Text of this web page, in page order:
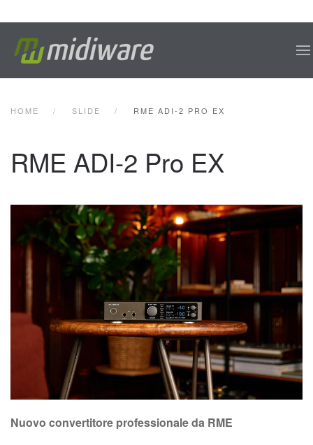
HOME SLIDE RME ADI-2 PRO EX
RME ADI-2 Pro EX
Nuovo convertitore professionale da RME